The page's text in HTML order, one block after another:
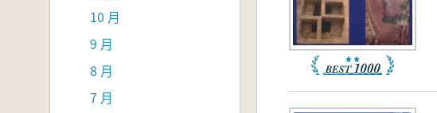
10 月
9 月
8 月
7 月